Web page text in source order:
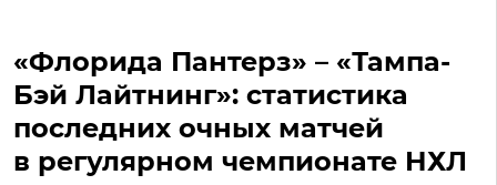
«Флорида Пантерз» – «Тампа-
Бэй Лайтнинг»: статистика
последних очных матчей
в регулярном чемпионате НХЛ